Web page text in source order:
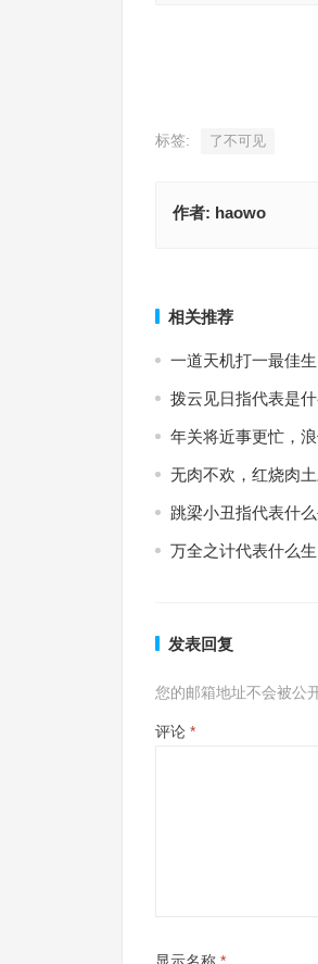
标签: 了不可见
作者: haowo
相关推荐
一道天机打一最佳
拨云见日指代表是
年关将近事更忙，
无肉不欢，红烧肉
跳梁小丑指代表什
万全之计代表什么
发表回复
您的邮箱地址不会被公开
评论 *